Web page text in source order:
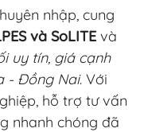
nhập, cung
và SoLITEvà
uy tín, giá cạnh
- Đồng Nai. Với
hỗ trợ tư vấn
nhanh chóng đã